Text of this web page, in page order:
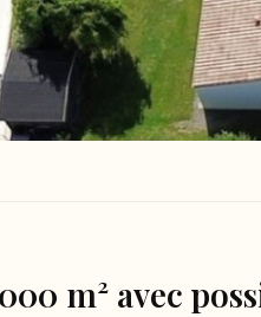
m² avec